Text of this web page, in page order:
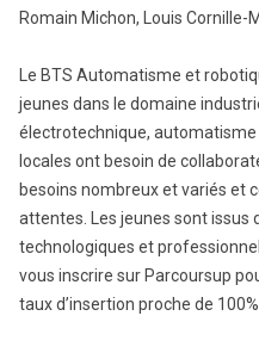
Romain Michon, Louis Cornille-
Le BTS Automatisme et
jeunes dans le domaine
électrotechnique,
locales ont besoin de
besoins nombreux et variés et
attentes. Les jeunes sont issus
technologiques et
vous inscrire sur Parcoursup
taux d’insertion proche de 100%.